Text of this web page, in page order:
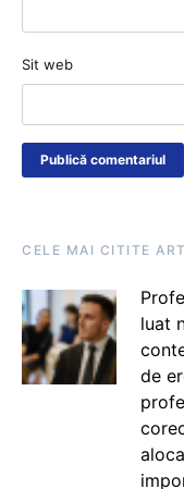
Sit web
CELE MAI CITITE
luat
de